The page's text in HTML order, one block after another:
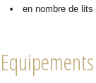
en nombre de lits
Equipements